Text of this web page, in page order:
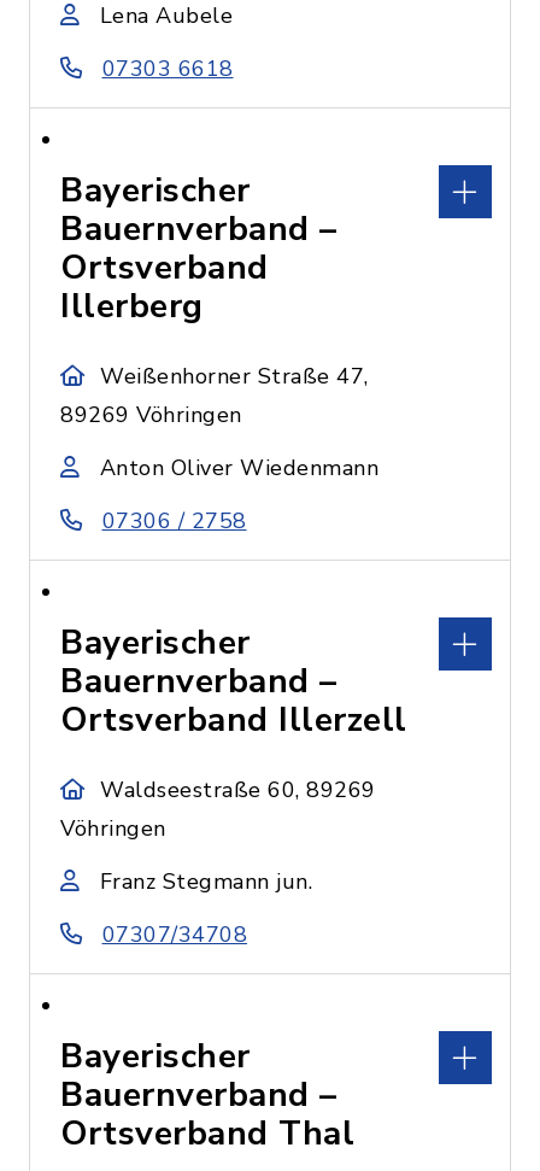
Lena Aubele
07303 6618
Bayerischer
Bauernverband –
Ortsverband
Illerberg
Weißenhorner Straße 47,
89269 Vöhringen
Anton Oliver Wiedenmann
07306 / 2758
Bayerischer
Bauernverband –
Ortsverband Illerzell
Waldseestraße 60, 89269
Vöhringen
Franz Stegmann jun.
07307/34708
Bayerischer
Bauernverband –
Ortsverband Thal